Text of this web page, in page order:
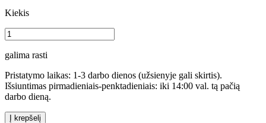
Kiekis
galima rasti
Pristatymo laikas: 1-3 darbo dienos (užsienyje gali skirtis).
Išsiuntimas pirmadieniais-penktadieniais: iki 14:00 val. tą pačią
darbo dieną.
Į krepšelį